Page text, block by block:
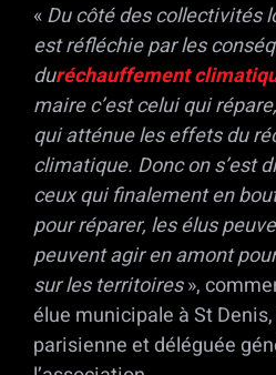
«Du côté des collectivités
est réfléchie par les
duréchauffement
maire c’est celui qui
qui atténue les effets du
climatique. Donc on s’est
ceux qui finalement en
pour réparer, les élus
peuvent agir en amont
sur les territoires»,
élue municipale à St
parisienne et déléguée